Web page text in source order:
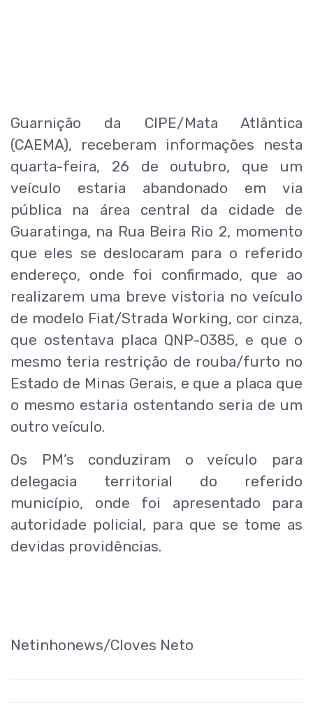
Guarnição da CIPE/Mata Atlântica
(CAEMA), receberam informações nesta
quarta-feira, 26 de outubro, que um
veículo estaria abandonado em via
pública na área central da cidade de
Guaratinga, na Rua Beira Rio 2, momento
que eles se deslocaram para o referido
endereço, onde foi confirmado, que ao
realizarem uma breve vistoria no veículo
de modelo Fiat/Strada Working, cor cinza,
que ostentava placa QNP-0385, e que o
mesmo teria restrição de rouba/furto no
Estado de Minas Gerais, e que a placa que
o mesmo estaria ostentando seria de um
outro veículo.
Os PM’s conduziram o veículo para
delegacia territorial do referido
município, onde foi apresentado para
autoridade policial, para que se tome as
devidas providências.
Netinhonews/Cloves Neto